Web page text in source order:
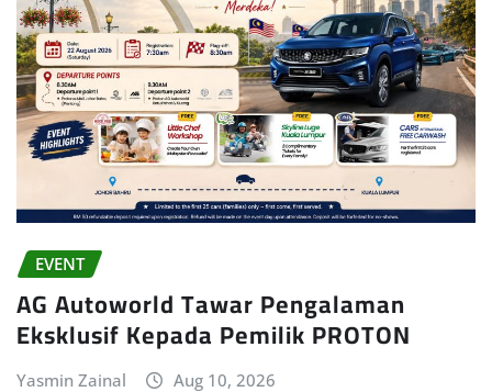
EVENT
AG Autoworld Tawar Pengalaman
Eksklusif Kepada Pemilik PROTON
Yasmin Zainal Aug 10, 2026